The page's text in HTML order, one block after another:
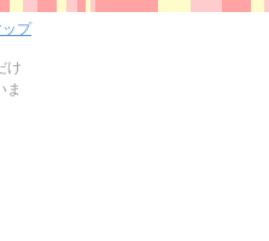
け
ま
プ